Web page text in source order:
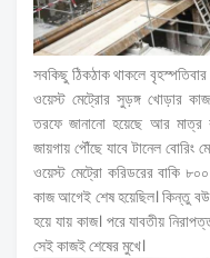
সবকিছু ঠিকঠাক থাকলে
ওয়েস্ট মেট্রোর সুড়ঙ্গ খোড়ার
তরফে জানানো হয়েছে আর মাত্র
জায়গায় পৌঁছে যাবে টানেল বোরিং
ওয়েস্ট মেট্রো করিডরের বাকি
কাজ আগেই শেষ হয়েছিল। কিন্তু
হয়ে যায় কাজ। পরে যাবতীয়
সেই কাজই শেষের মুখে।